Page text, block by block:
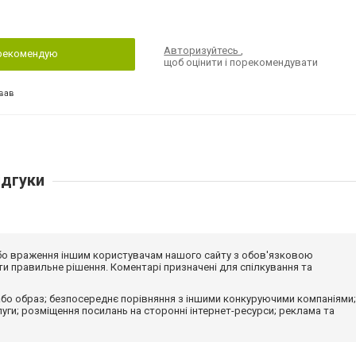
Авторизуйтесь,
щоб оцінити і порекомендувати
враження іншим користувачам нашого сайту з обов'язковою
рішення. Коментарі призначені для спілкування та
образ; безпосереднє порівняння з іншими конкуруючими компаніями;
розміщення посилань на сторонні інтернет-ресурси; реклама та